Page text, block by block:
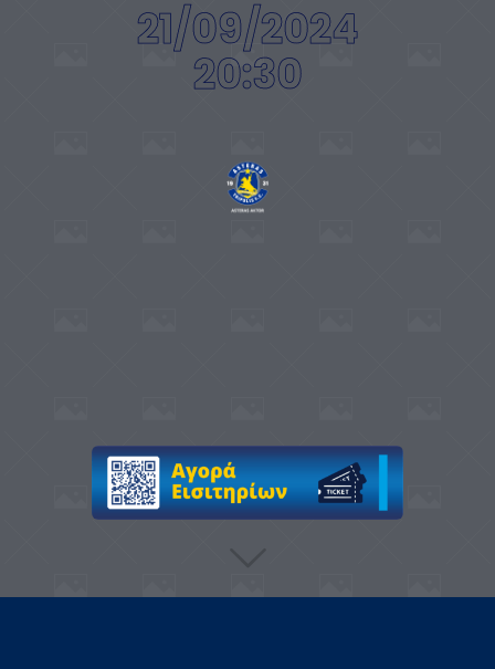
21/09/2024
20:30